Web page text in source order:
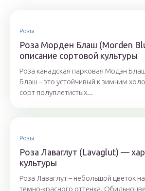
Розы
Роза Морден Блаш (Morden
описание сортовой культуры
Роза канадская парковая Модэн
Блаш – это устойчивый к зимним
сорт полуплетистых...
Розы
Роза Лаваглут (Lavaglut) —
культуры
Роза Лаваглут – небольшой цветок
темно-красного оттенка.